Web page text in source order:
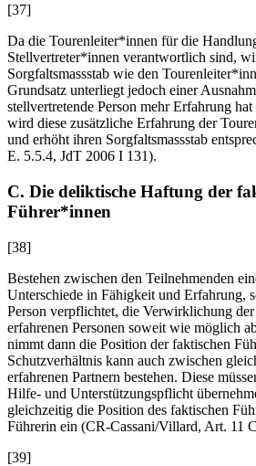
[37]
Da die Tourenleiter*innen für die
Stellvertreter*innen verantwortlich sind,
Sorgfaltsmassstab wie den
Grundsatz unterliegt jedoch einer
stellvertretende Person mehr Erfahrung
wird diese zusätzliche Erfahrung der
und erhöht ihren Sorgfaltsmassstab
E. 5.5.4, JdT 2006 I 131).
C. Die deliktische Haftung der
Führer*innen
[38]
Bestehen zwischen den Teilnehmenden
Unterschiede in Fähigkeit und Erfahrung,
Person verpflichtet, die Verwirklichung
erfahrenen Personen soweit wie möglich
nimmt dann die Position der faktischen
Schutzverhältnis kann auch zwischen
erfahrenen Partnern bestehen. Diese
Hilfe- und Unterstützungspflicht
gleichzeitig die Position des faktischen
Führerin ein (CR-Cassani/Villard, Art. 11
[39]